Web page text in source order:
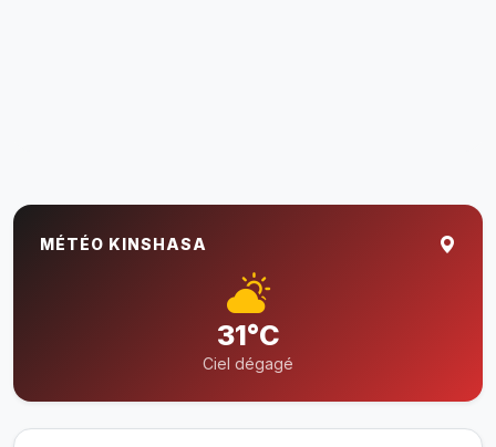
MÉTÉO KINSHASA
31°C
Ciel dégagé